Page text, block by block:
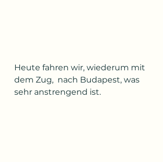
Heute fahren wir, wiederum mit
dem Zug,  nach Budapest, was
sehr anstrengend ist.